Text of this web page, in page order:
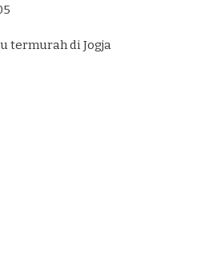
termurah di Jogja